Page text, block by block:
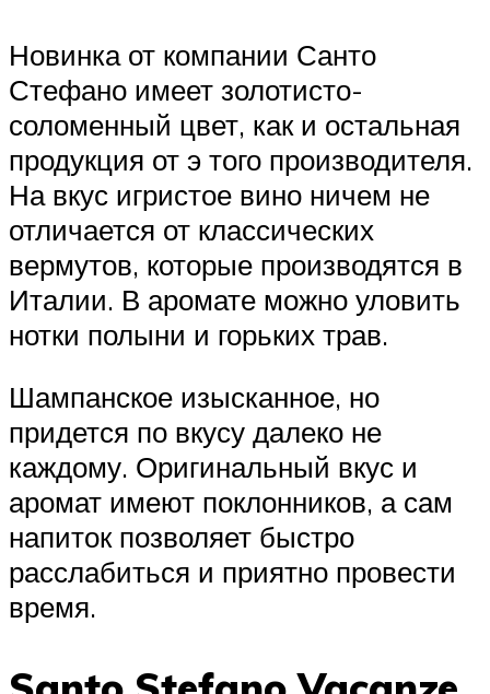
Новинка от компании Санто
Стефано имеет золотисто-
соломенный цвет, как и остальная
продукция от э того производителя.
На вкус игристое вино ничем не
отличается от классических
вермутов, которые производятся в
Италии. В аромате можно уловить
нотки полыни и горьких трав.
Шампанское изысканное, но
придется по вкусу далеко не
каждому. Оригинальный вкус и
аромат имеют поклонников, а сам
напиток позволяет быстро
расслабиться и приятно провести
время.